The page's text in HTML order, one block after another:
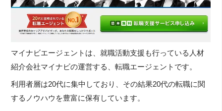
マイナビエージェントは、就職活動支援も行っている人材
紹介会社マイナビの運営する、転職エージェントです。
利用者層は20代に集中しており、その結果20代の転職に関
するノウハウを豊富に保有しています。